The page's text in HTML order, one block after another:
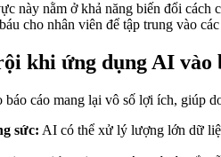
này nằm ở khả năng biến đổi
cho nhân viên để tập trung vào
khi ứng dụng AI vào
cáo mang lại vô số lợi ích, giúp
sức: AI có thể xử lý lượng lớn dữ